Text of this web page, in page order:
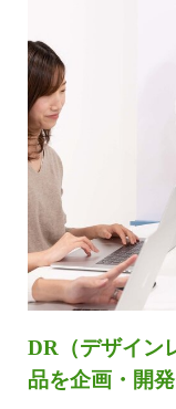
DR（デザイン
品を企画・開発